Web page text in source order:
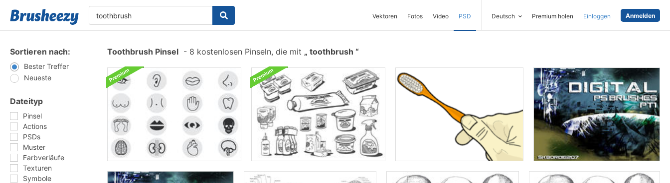
Vektoren Fotos Video PSD Deutsch Premium holen Einloggen Anmelden
Sortieren nach:
Bester Treffer
Neueste
Dateityp
Pinsel
Actions
PSDs
Muster
Farbverläufe
Texturen
Symbole
Toothbrush Pinsel - 8 kostenlosen Pinseln, die mit toothbrush